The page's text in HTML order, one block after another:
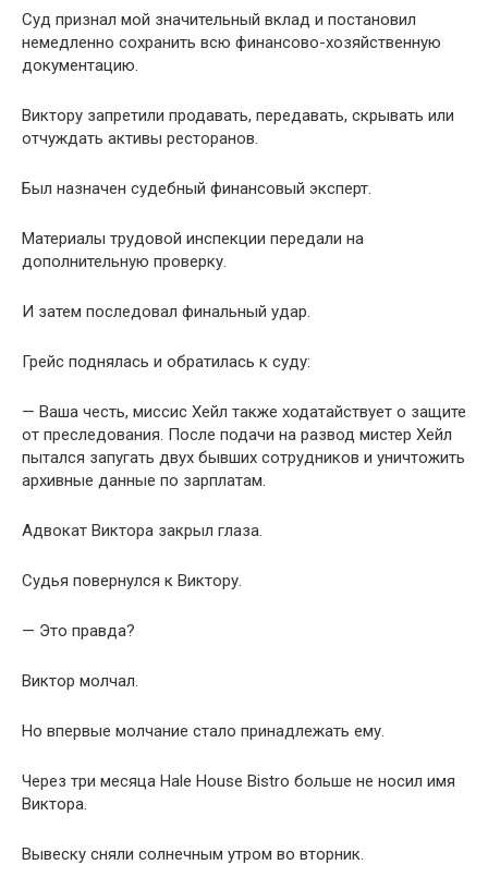
Суд признал мой значительный вклад и постановил
немедленно сохранить всю финансово-хозяйственную
документацию.
Виктору запретили продавать, передавать, скрывать или
отчуждать активы ресторанов.
Был назначен судебный финансовый эксперт.
Материалы трудовой инспекции передали на
дополнительную проверку.
И затем последовал финальный удар.
Грейс поднялась и обратилась к суду:
— Ваша честь, миссис Хейл также ходатайствует о защите
от преследования. После подачи на развод мистер Хейл
пытался запугать двух бывших сотрудников и уничтожить
архивные данные по зарплатам.
Адвокат Виктора закрыл глаза.
Судья повернулся к Виктору.
— Это правда?
Виктор молчал.
Но впервые молчание стало принадлежать ему.
Через три месяца Hale House Bistro больше не носил имя
Виктора.
Вывеску сняли солнечным утром во вторник.